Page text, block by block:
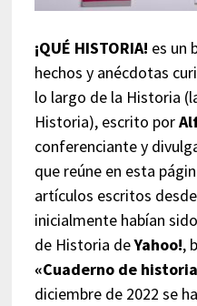
¡QUÉ HISTORIA! es un
hechos y anécdotas
lo largo de la Historia
Historia), escrito por
conferenciante y
que reúne en esta
artículos escritos
inicialmente habían
de Historia deYahoo!,
«Cuaderno de
diciembre de 2022 se